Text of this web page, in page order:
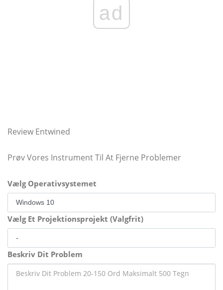
ad
Review Entwined
Prøv Vores Instrument Til At Fjerne Problemer
Vælg Operativsystemet
Vælg Et Projektionsprojekt (Valgfrit)
Beskriv Dit Problem